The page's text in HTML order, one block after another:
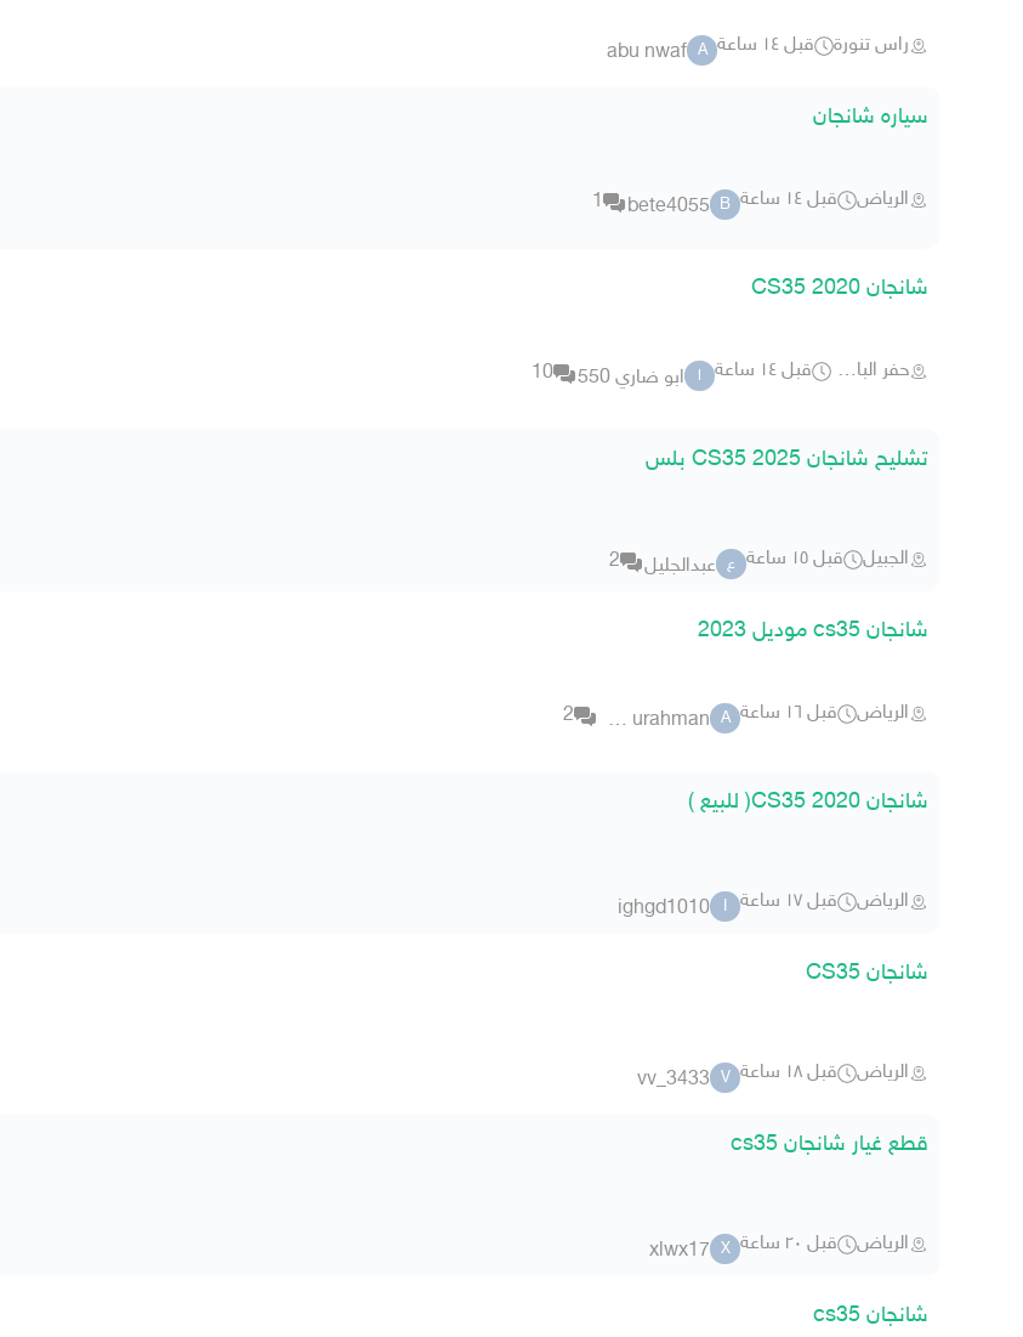
راس تنورة قبل ١٤ ساعة A
abu nwaf
سياره شانجان
الرياض قبل ١٤ ساعة B
bete4055
1
شانجان 2020 CS35
حفر الباطن قبل ١٤ ساعة ا ابو ضاري 550 10
تشليح شانجان 2025 CS35 بلس
الجبيل قبل ١٥ ساعة ع عبدالجليل 2
شانجان cs35 موديل 2023
الرياض قبل ١٦ ساعة A
abd urahman
2
شانجان CS35 2020( للبيع )
الرياض قبل ١٧ ساعة I
ighgd1010
شانجان CS35
الرياض قبل ١٨ ساعة V
vv_3433
قطع غيار شانجان cs35
الرياض قبل ٢٠ ساعة X
xlwx17
شانجان cs35